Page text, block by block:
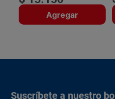
Agregar
Suscríbete a nuestro